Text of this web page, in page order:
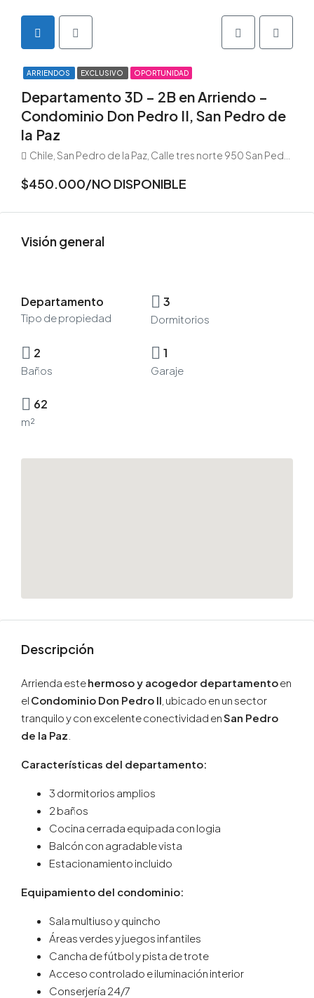
ARRIENDOS EXCLUSIVO OPORTUNIDAD
Departamento 3D – 2B en Arriendo –
Condominio Don Pedro II, San Pedro de
la Paz
Chile, San Pedro de la Paz, Calle tres norte 950 San Pedro de la Páz
$450.000/NO DISPONIBLE
Visión general
Departamento
Tipo de propiedad
3
Dormitorios
2
Baños
1
Garaje
62
m²
Descripción
Arrienda estehermoso y acogedor departamentoen
el Condominio Don Pedro II , ubicado en un sector
tranquilo y con excelente conectividad enSan Pedro
de la Paz
Características del departamento:
3 dormitorios amplios
2 baños
Cocina cerrada equipada con logia
Balcón con agradable vista
Estacionamiento incluido
Equipamiento del condominio:
Sala multiuso y quincho
Áreas verdes y juegos infantiles
Cancha de fútbol y pista de trote
Acceso controlado e iluminación interior
Conserjería 24/7